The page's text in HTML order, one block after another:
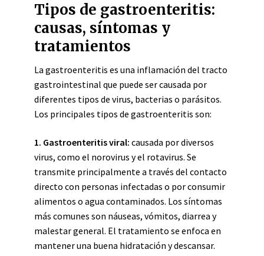
Tipos de gastroenteritis:
causas, síntomas y
tratamientos
La gastroenteritis es una inflamación del tracto
gastrointestinal que puede ser causada por
diferentes tipos de virus, bacterias o parásitos.
Los principales tipos de gastroenteritis son:
1. Gastroenteritis viral: causada por diversos
virus, como el norovirus y el rotavirus. Se
transmite principalmente a través del contacto
directo con personas infectadas o por consumir
alimentos o agua contaminados. Los síntomas
más comunes son náuseas, vómitos, diarrea y
malestar general. El tratamiento se enfoca en
mantener una buena hidratación y descansar.